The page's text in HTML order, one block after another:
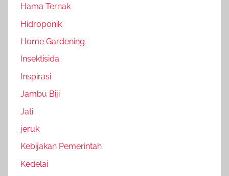
Hama Ternak
Hidroponik
Home Gardening
Insektisida
Inspirasi
Jambu Biji
Jati
jeruk
Kebijakan Pemerintah
Kedelai